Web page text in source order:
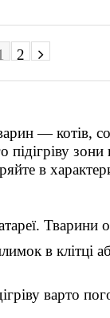
2
— котів,
в
Тварини
в клітці
варто